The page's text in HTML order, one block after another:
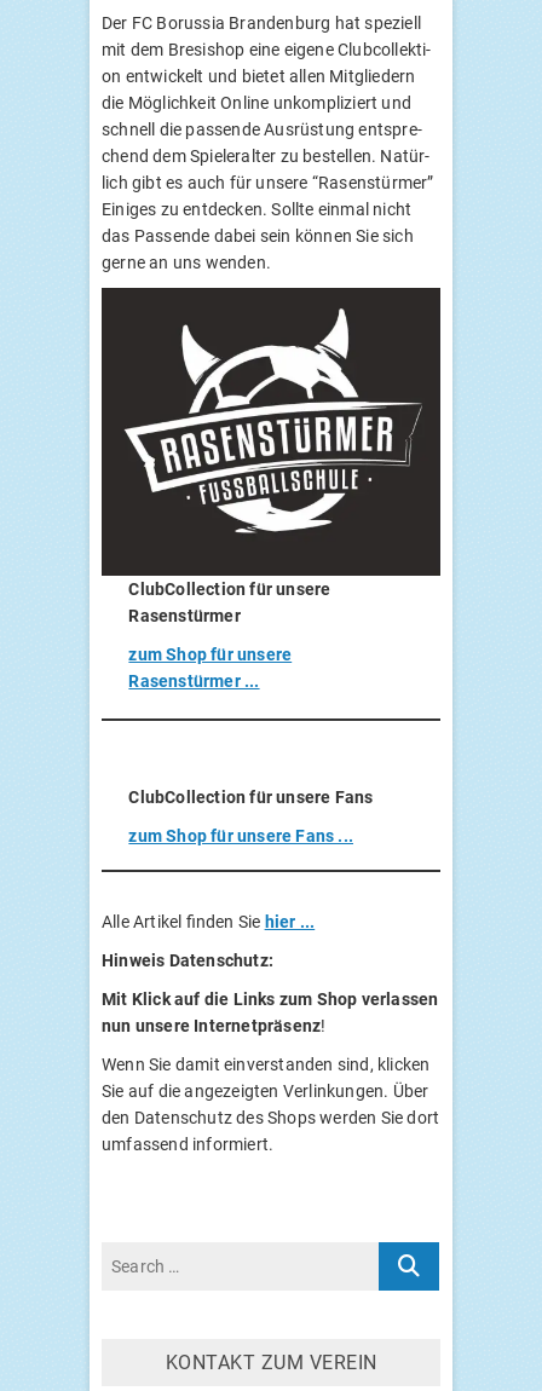
Der FC Borus­sia Bran­den­burg hat spe­zi­ell
mit dem Bre­si­shop eine eige­ne Club­col­lek­ti­
on ent­wi­ckelt und bie­tet allen Mit­glie­dern
die Mög­lich­keit Online unkom­pli­ziert und
schnell die pas­sen­de Aus­rüs­tung ent­spre­
chend dem Spie­ler­al­ter zu bestel­len. Natür­
lich gibt es auch für unse­re “Rasen­stür­mer”
Eini­ges zu ent­de­cken. Soll­te ein­mal nicht
das Pas­sen­de dabei sein kön­nen Sie sich
ger­ne an uns wenden.
Club­Coll­ec­tion für unse­re
Rasenstürmer
zum Shop für unse­re
Rasenstürmer ...
Club­Coll­ec­tion für unse­re Fans
zum Shop für unse­re Fans ...
Alle Arti­kel fin­den Sie hier ...
Hin­weis Datenschutz:
Mit Klick auf die Links zum Shop ver­las­sen
nun unse­re Inter­net­prä­senz!
Wenn Sie damit ein­ver­stan­den sind, kli­cken
Sie auf die ange­zeig­ten Ver­lin­kun­gen. Über
den Daten­schutz des Shops wer­den Sie dort
umfas­send informiert.
KON­TAKT ZUM VEREIN